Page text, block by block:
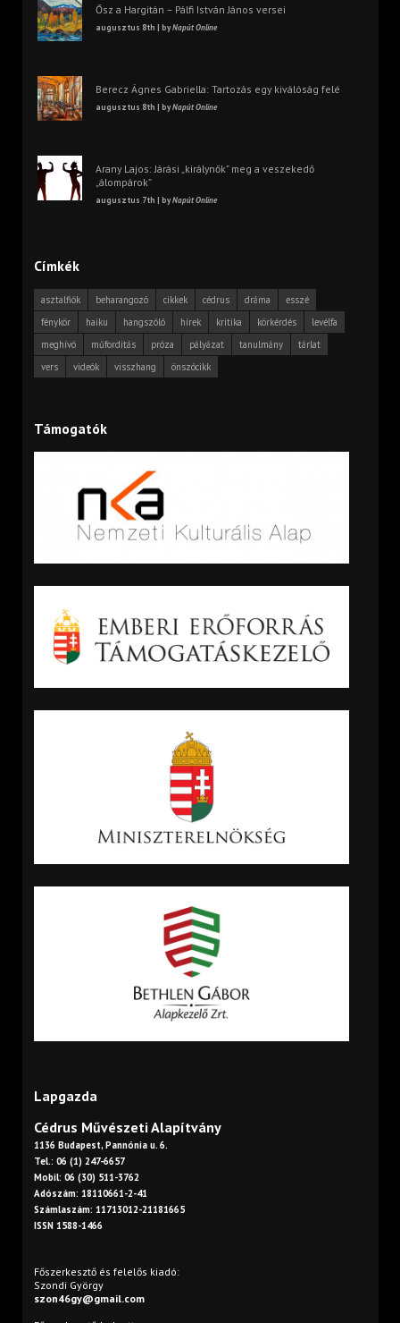
Ősz a Hargitán – Pálfi István János versei
augusztus 8th | byNapút Online
Berecz Ágnes Gabriella: Tartozás egy kiválóság felé
augusztus 8th | byNapút Online
Arany Lajos: Járási „királynők” meg a veszekedő
„álompárok”
augusztus 7th | byNapút Online
Címkék
asztalfiók beharangozó cikkek cédrus dráma
esszé
fénykör
haiku hangszóló hírek kritika körkérdés
levélfa
meghívó
műfordítás próza pályázat tanulmány
tárlat
vers
videók visszhang önszócikk
Támogatók
Lapgazda
Cédrus Művészeti Alapítvány
1136 Budapest, Pannónia u. 6.
Tel.: 06 (1) 247-6657
Mobil: 06 (30) 511-3762
Adószám: 18110661-2-41
Számlaszám: 11713012-21181665
ISSN 1588-1466
Főszerkesztő és felelős kiadó:
Szondi György
szon46gy@gmail.com